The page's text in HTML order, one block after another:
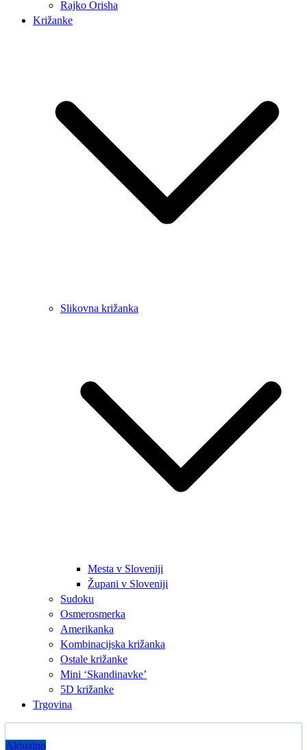
Rajko Orisha
Križanke
Slikovna križanka
Mesta v Sloveniji
Župani v Sloveniji
Sudoku
Osmerosmerka
Amerikanka
Kombinacijska križanka
Ostale križanke
Mini ‘Skandinavke’
5D križanke
Trgovina
Aktualno